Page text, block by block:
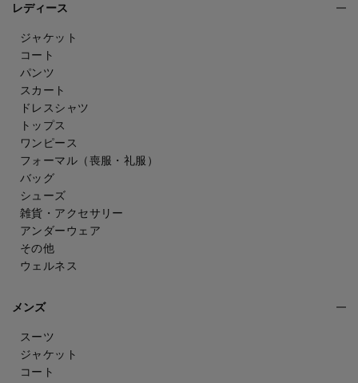
レディース
ジャケット
コート
パンツ
スカート
ドレスシャツ
トップス
ワンピース
フォーマル（喪服・礼服）
バッグ
シューズ
雑貨・アクセサリー
アンダーウェア
その他
ウェルネス
メンズ
スーツ
ジャケット
コート